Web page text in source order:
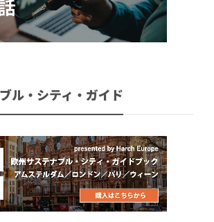
ル・シティ・ガイド